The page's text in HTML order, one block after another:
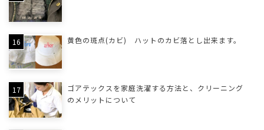
黄色の斑点(カビ) ハットのカビ落とし出来ます。
ゴアテックスを家庭洗濯する方法と、クリーニング
のメリットについて